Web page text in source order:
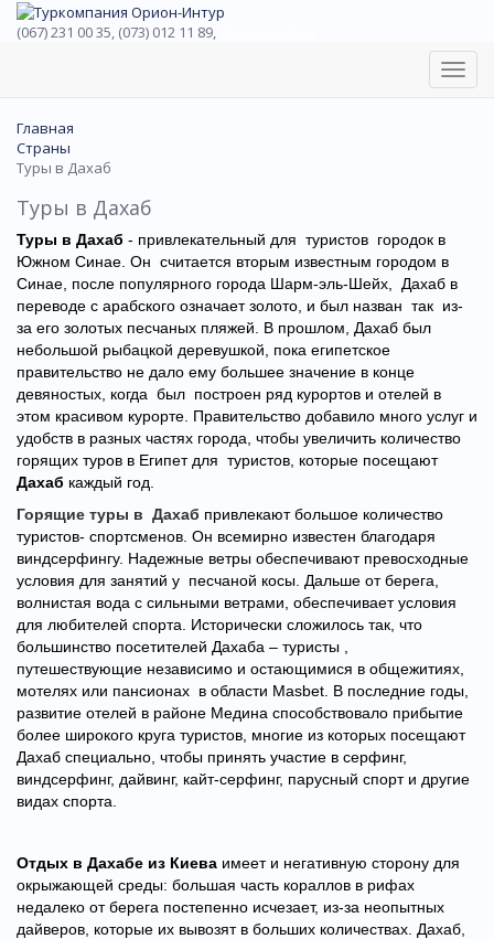
(067) 231 00 35, (073) 012 11 89,
Главная
Страны
Туры в Дахаб
Туры в Дахаб
Туры в Дахаб - привлекательный для туристов городок в
Южном Синае. Он считается вторым известным городом в
Синае, после популярного города Шарм-эль-Шейх, Дахаб в
переводе с арабского означает золото, и был назван так из-
за его золотых песчаных пляжей. В прошлом, Дахаб был
небольшой рыбацкой деревушкой, пока египетское
правительство не дало ему большее значение в конце
девяностых, когда был построен ряд курортов и отелей в
этом красивом курорте. Правительство добавило много услуг и
удобств в разных частях города, чтобы увеличить количество
горящих туров в Египет для туристов, которые посещают
Дахаб каждый год.
Горящие туры в Дахаб привлекают большое количество
туристов- спортсменов. Он всемирно известен благодаря
виндсерфингу. Надежные ветры обеспечивают превосходные
условия для занятий у песчаной косы. Дальше от берега,
волнистая вода с сильными ветрами, обеспечивает условия
для любителей спорта. Исторически сложилось так, что
большинство посетителей Дахаба – туристы ,
путешествующие независимо и остающимися в общежитиях,
мотелях или пансионах в области Masbet. В последние годы,
развитие отелей в районе Медина способствовало прибытие
более широкого круга туристов, многие из которых посещают
Дахаб специально, чтобы принять участие в серфинг,
виндсерфинг, дайвинг, кайт-серфинг, парусный спорт и другие
видах спорта.
Отдых в Дахабе из Киева имеет и негативную сторону для
окрыжающей среды: большая часть кораллов в рифах
недалеко от берега постепенно исчезает, из-за неопытных
дайверов, которые их вывозят в больших количествах. Дахаб,